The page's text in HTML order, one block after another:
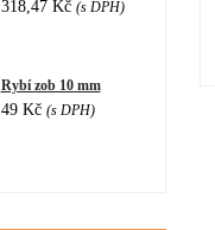
318,47 Kč (s DPH)
Rybí zob 10 mm
49 Kč (s DPH)